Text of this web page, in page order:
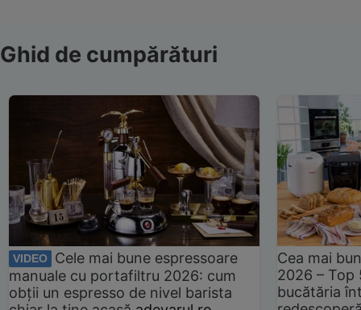
Ghid de cumpărături
VIDEO
Cele mai bune espressoare
manuale cu portafiltru 2026: cum
obții un espresso de nivel barista
Cea mai
2026 –
bucătăria